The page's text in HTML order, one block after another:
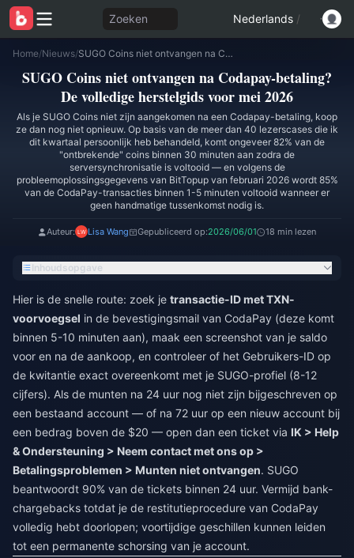
Zoeken Nederlands /
Home/Nieuws/ SUGO Coins niet ontvangen na Codapay-betaling? De volledige herstelgids voor mei 2026
SUGO Coins niet ontvangen na Codapay-betaling?
De volledige herstelgids voor mei 2026
Als je SUGO Coins niet zijn aangekomen na een Codapay-betaling, koop
ze dan nog niet opnieuw. Op basis van de meer dan 40 lezerscases die ik
dit kwartaal persoonlijk heb behandeld, komt ongeveer 82% van de
"ontbrekende" coins binnen 30 minuten aan zodra de
serversynchronisatie is voltooid — en volgens de
probleemoplossingsgegevens van BitTopup van februari 2026 wordt 85%
van de CodaPay-transacties binnen 1-5 minuten voltooid wanneer er
geen handmatige tussenkomst nodig is.
Auteur: Lisa Wang Gepubliceerd op:2026/06/01 18 min lezen
Inhoudsopgave
Hier is de snelle route: zoek je transactie-ID met TXN-
voorvoegsel in de bevestigingsmail van CodaPay (deze komt
binnen 5-10 minuten aan), maak een screenshot van je saldo
voor en na de aankoop, en controleer of het Gebruikers-ID op
de kwitantie exact overeenkomt met je SUGO-profiel (8-12
cijfers). Als de munten na 24 uur nog niet zijn bijgeschreven op
een bestaand account — of na 72 uur op een nieuw account bij
een bedrag boven de $20 — open dan een ticket via IK > Help
& Ondersteuning > Neem contact met ons op >
Betalingsproblemen > Munten niet ontvangen. SUGO
beantwoordt 90% van de tickets binnen 24 uur. Vermijd bank-
chargebacks totdat je de restitutieprocedure van CodaPay
volledig hebt doorlopen; voortijdige geschillen kunnen leiden
tot een permanente schorsing van je account.